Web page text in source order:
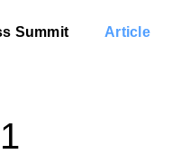
Summit Article